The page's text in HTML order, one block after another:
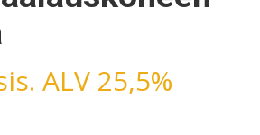
ALV 25,5%